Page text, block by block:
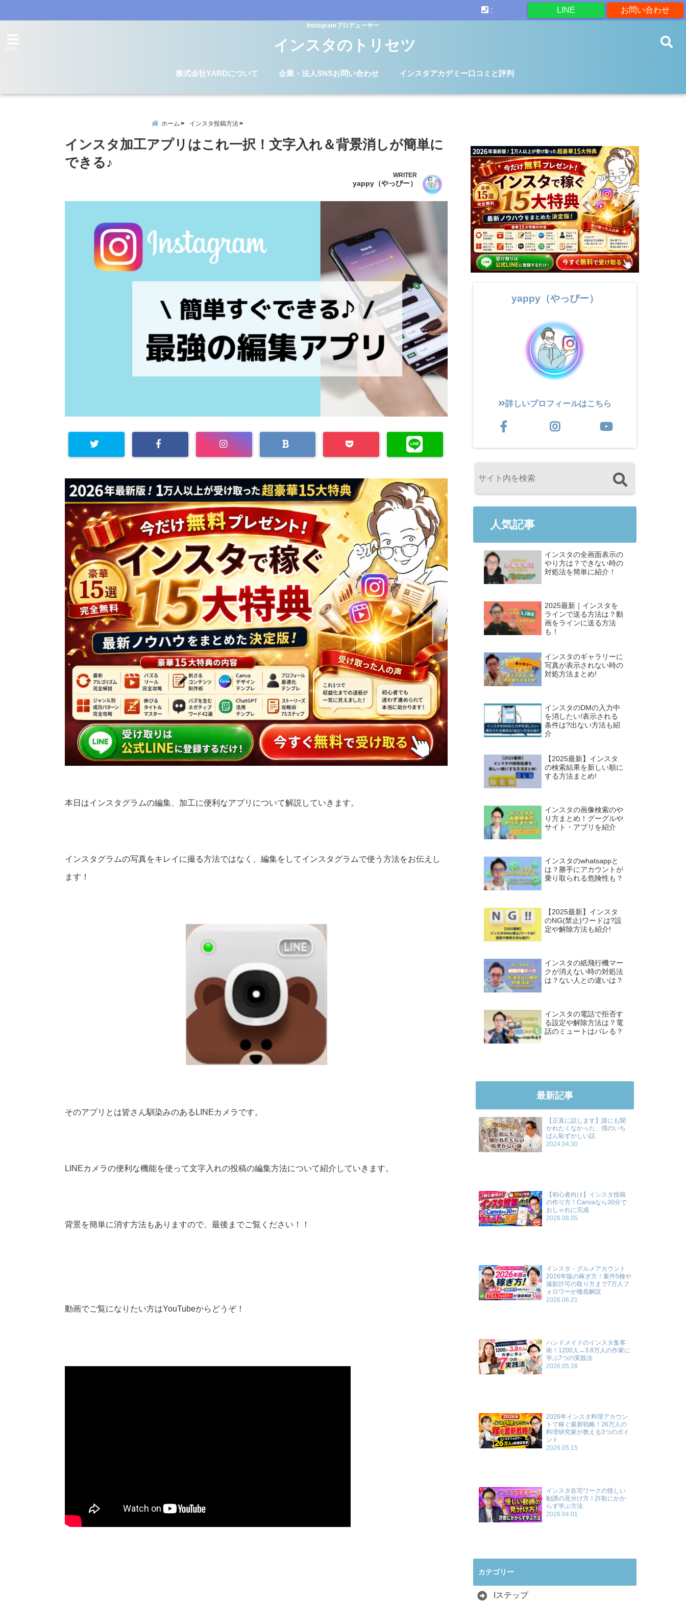
お問い合わせ
LINE
:
Instagramプロデューサー
インスタのトリセツ
株式会社YARDについて 企業・法人SNSお問い合わせ インスタアカデミー口コミと評判
ホーム インスタ投稿方法
インスタ加工アプリはこれ一択！文字入れ＆背景消しが簡単に
できる♪
WRITER
yappy（やっぴー）
本日はインスタグラムの編集、加工に便利なアプリについて解説していきます。
インスタグラムの写真をキレイに撮る方法ではなく、編集をしてインスタグラムで使う方法をお伝えし
ます！
そのアプリとは皆さん馴染みのあるLINEカメラです。
LINEカメラの便利な機能を使って文字入れの投稿の編集方法について紹介していきます。
背景を簡単に消す方法もありますので、最後までご覧ください！！
動画でご覧になりたい方はYouTubeからどうぞ！
yappy（やっぴー）
詳しいプロフィールはこちら
人気記事
インスタの全画面表示の
やり方は？できない時の
対処法を簡単に紹介！
2025最新｜インスタを
ラインで送る方法は？動
画をラインに送る方法
も！
インスタのギャラリーに
写真が表示されない時の
対処方法まとめ!
インスタのDMの入力中
を消したい!表示される
条件は?出ない方法も紹
介
【2025最新】インスタ
の検索結果を新しい順に
する方法まとめ!
インスタの画像検索のや
り方まとめ！グーグルや
サイト・アプリを紹介
インスタのwhatsappと
は？勝手にアカウントが
乗り取られる危険性も？
【2025最新】インスタ
のNG(禁止)ワードは?設
定や解除方法も紹介!
インスタの紙飛行機マー
クが消えない時の対処法
は？ない人との違いは？
インスタの電話で拒否す
る設定や解除方法は？電
話のミュートはバレる？
最新記事
【正直に話します】誰にも聞
かれたくなかった、僕のいち
ばん恥ずかしい話
2024.04.30
【初心者向け】インスタ投稿
の作り方！Canvaなら30分で
おしゃれに完成
2026.08.05
インスタ・グルメアカウント
2026年版の稼ぎ方！案件5種や
撮影許可の取り方まで7万人フ
ォロワーが徹底解説
2026.06.21
ハンドメイドのインスタ集客
術！1200人→3.8万人の作家に
学ぶ7つの実践法
2026.05.28
2026年インスタ料理アカウン
トで稼ぐ最新戦略！26万人の
料理研究家が教える3つのポイ
ント
2026.05.15
インスタ在宅ワークの怪しい
勧誘の見分け方！詐欺にかか
らず学ぶ方法
2026.04.01
カテゴリー
Iステップ